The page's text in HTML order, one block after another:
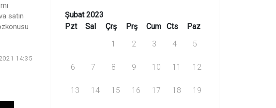
satın
14:35
Şubat 2023
Pzt
Sal Çrş Prş Cum Cts
Paz
1
2 3 4 5
6 7 8 9 10 11 12
13 14 15 16 17 18 19